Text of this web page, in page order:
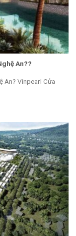
An??
An? Vinpearl Cửa